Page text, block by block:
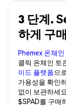
3 단계.
하게 구
Phemex 온체
클릭 온체인 토
이드 플랫폼으
가용성을 확인
없이 보관하세
$SPAD를 구매